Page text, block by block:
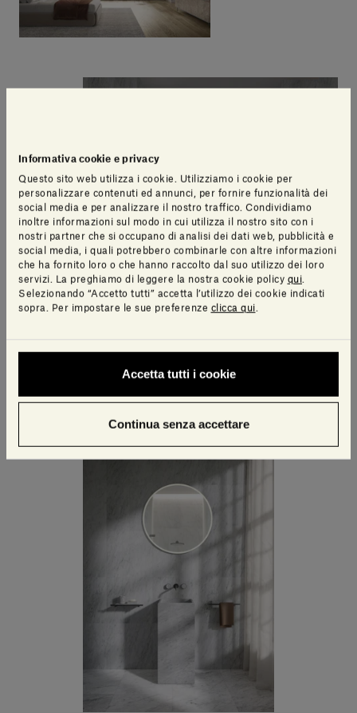
Informativa cookie e privacy
Questo sito web utilizza i cookie. Utilizziamo i cookie per
personalizzare contenuti ed annunci, per fornire funzionalità dei
social media e per analizzare il nostro traffico. Condividiamo
inoltre informazioni sul modo in cui utilizza il nostro sito con i
nostri partner che si occupano di analisi dei dati web, pubblicità e
social media, i quali potrebbero combinarle con altre informazioni
che ha fornito loro o che hanno raccolto dal suo utilizzo dei loro
servizi. La preghiamo di leggere la nostra cookie policy qui
Selezionando “Accetto tutti” accetta l’utilizzo dei cookie indicati
sopra. Per impostare le sue preferenze clicca qui
Accetta tutti i cookie
Continua senza accettare